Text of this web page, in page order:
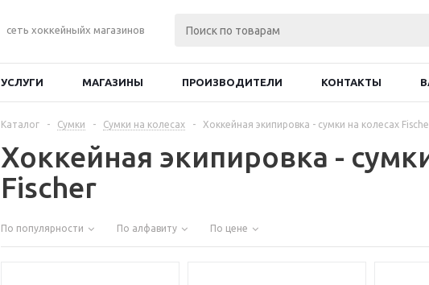
сеть хоккейныйх магазинов
УСЛУГИ МАГАЗИНЫ ПРОИЗВОДИТЕЛИ КОНТАКТЫ
Каталог - Сумки - Сумки на колесах - Хоккейная экипировка - сумки на колесах
Хоккейная экипировка -
Fischer
По популярности По алфавиту По цене